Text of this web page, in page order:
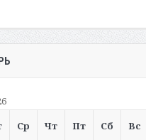
Ср Чт Пт Сб Вс